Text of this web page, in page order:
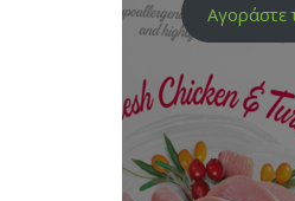
Αγοράστε